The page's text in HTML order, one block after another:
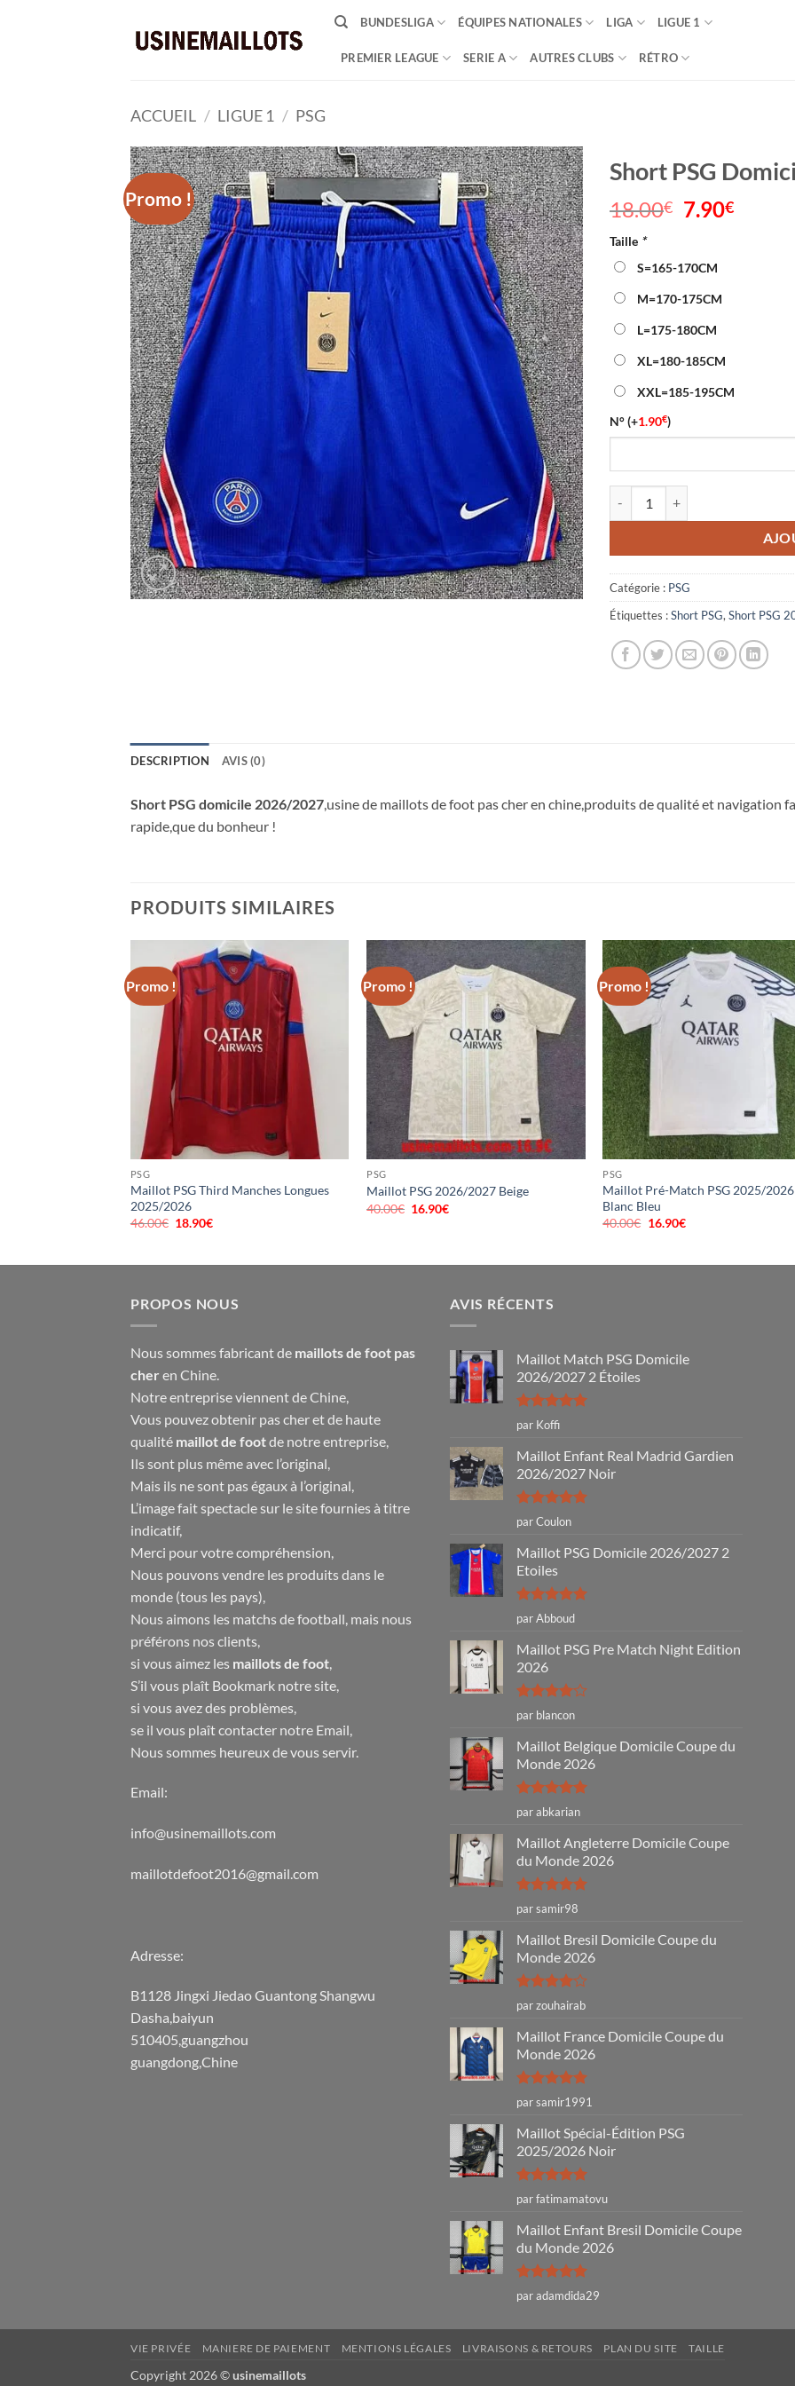
BUNDESLIGA ÉQUIPES NATIONALES LIGA LIGUE 1
PREMIER LEAGUE SERIE A AUTRES CLUBS RÉTRO
ACCUEIL / LIGUE 1 / PSG
Promo !
Short PSG
18.00€ Le
était :
18.00€.
7.90€
Taille *
S=165-170CM
M=170-175CM
L=175-180CM
XL=180-185CM
XXL=185-195CM
N°(+1.90€)
quantité de Short PSG Domicile
Catégorie : PSG
Étiquettes :Short PSG,Short PSG
DESCRIPTION AVIS (0)
Short PSG domicile 2026/2027,usine de maillots de foot pas cher en chine,produits de qualité et navigation
rapide,que du bonheur !
PRODUITS SIMILAIRES
Promo !
PSG
Maillot PSG Third Manches Longues
2025/2026
46.00€ Le
18.90€
Promo !
PSG
Maillot PSG 2026/2027 Beige
40.00€ Le
16.90€
Promo !
PSG
Maillot Pré-Match PSG 2025/2026
Blanc Bleu
40.00€ Le
16.90€Le
PROPOS NOUS
Nous sommes fabricant de maillots de foot pas
cher en Chine.
Notre entreprise viennent de Chine,
Vous pouvez obtenir pas cher et de haute
qualité maillot de footde notre entreprise,
Ils sont plus même avec l’original,
Mais ils ne sont pas égaux à l’original,
L’image fait spectacle sur le site fournies à titre
indicatif,
Merci pour votre compréhension,
Nous pouvons vendre les produits dans le
monde (tous les pays),
Nous aimons les matchs de football, mais nous
préférons nos clients,
si vous aimez les maillots de foot
S’il vous plaît Bookmark notre site,
si vous avez des problèmes,
se il vous plaît contacter notre Email,
Nous sommes heureux de vous servir.
Email:
info@usinemaillots.com
maillotdefoot2016@gmail.com
Adresse:
B1128 Jingxi Jiedao Guantong Shangwu
Dasha,baiyun
510405,guangzhou
guangdong,Chine
AVIS RÉCENTS
Maillot Match PSG Domicile
2026/2027 2 Étoiles
Note5sur
5
par Koffi
Maillot Enfant Real Madrid Gardien
2026/2027 Noir
Note5sur
5
par Coulon
Maillot PSG Domicile 2026/2027 2
Etoiles
Note5sur
5
par Abboud
Maillot PSG Pre Match Night Edition
2026
Note4
sur 5
par blancon
Maillot Belgique Domicile Coupe du
Monde 2026
Note5sur
5
par abkarian
Maillot Angleterre Domicile Coupe
du Monde 2026
Note5sur
5
par samir98
Maillot Bresil Domicile Coupe du
Monde 2026
Note4
sur 5
par zouhairab
Maillot France Domicile Coupe du
Monde 2026
Note5sur
5
par samir1991
Maillot Spécial-Édition PSG
2025/2026 Noir
Note5sur
5
par fatimamatovu
Maillot Enfant Bresil Domicile Coupe
du Monde 2026
Note5sur
5
par adamdida29
VIE PRIVÉE MANIERE DE PAIEMENT MENTIONS LÉGALES LIVRAISONS & RETOURS PLAN DU SITE TAILLE
Copyright 2026 ©usinemaillots